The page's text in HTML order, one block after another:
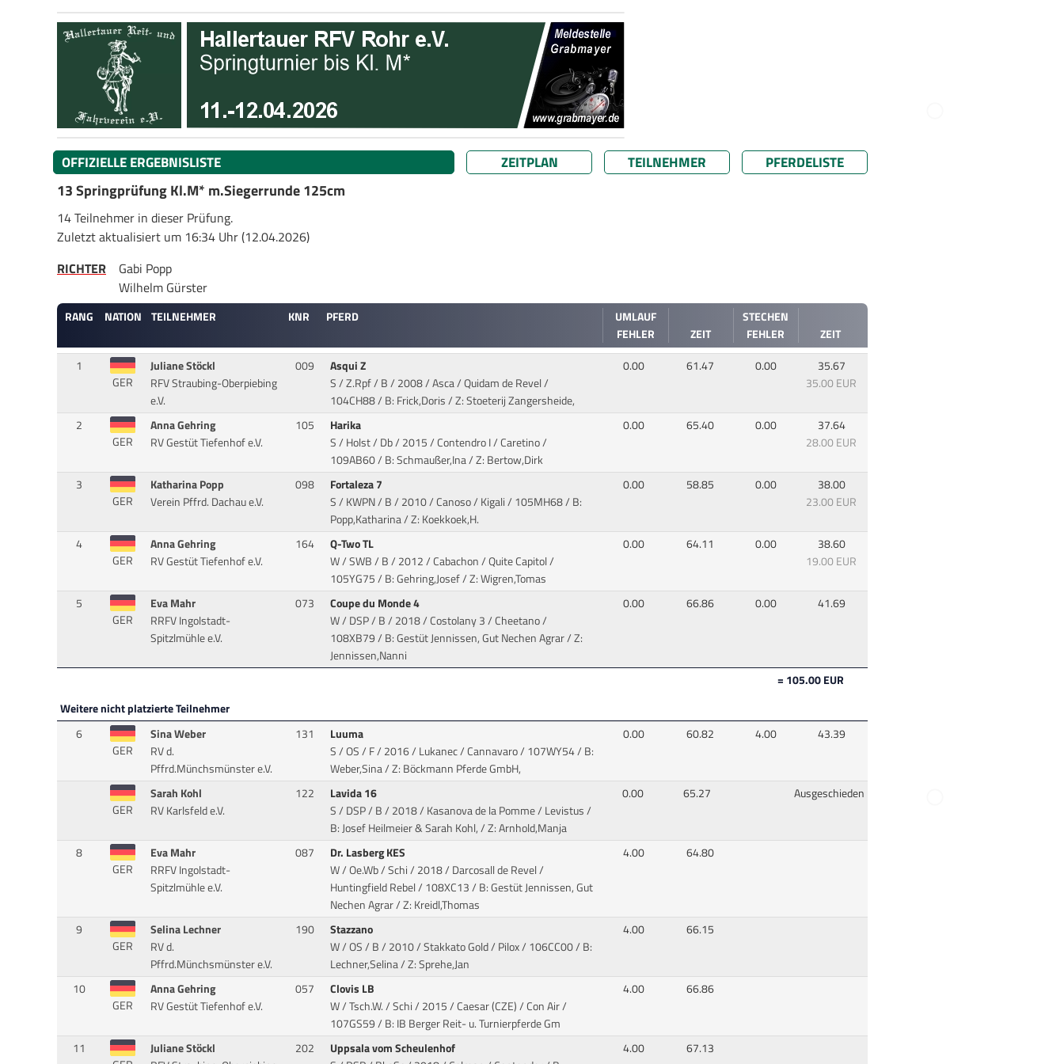
OFFIZIELLE ERGEBNISLISTE ZEITPLAN TEILNEHMER
PFERDELISTE
13 Springprüfung Kl.M* m.Siegerrunde 125cm
14 Teilnehmer in dieser Prüfung.
Zuletzt aktualisiert um 16:34 Uhr (12.04.2026)
RICHTER
Gabi Popp
Wilhelm Gürster
RANG NATION TEILNEHMER KNR PFERD
UMLAUF
FEHLER
ZEIT
STECHEN
FEHLER
ZEIT
1
GER
Juliane Stöckl
RFV Straubing-Oberpiebing
e.V.
009
Asqui Z
S / Z.Rpf / B / 2008 / Asca / Quidam de Revel/
104CH88 / B: Frick,Doris / Z: Stoeterij Zangersheide,
0.00 61.47 0.00
35.67
35.00 EUR
2
GER
Anna Gehring
RV Gestüt Tiefenhof e.V.
105
Harika
S / Holst / Db / 2015 / Contendro I / Caretino/
109AB60 / B: Schmaußer,Ina / Z: Bertow,Dirk
0.00 65.40 0.00
37.64
28.00 EUR
3
GER
Katharina Popp
Verein Pffrd. Dachau e.V.
098
Fortaleza 7
S / KWPN / B / 2010 / Canoso / Kigali/ 105MH68 / B:
Popp,Katharina / Z: Koekkoek,H.
0.00 58.85 0.00
38.00
23.00 EUR
4
GER
Anna Gehring
RV Gestüt Tiefenhof e.V.
164
Q-Two TL
W / SWB / B / 2012 / Cabachon / Quite Capitol/
105YG75 / B: Gehring,Josef / Z: Wigren,Tomas
0.00 64.11 0.00
38.60
19.00 EUR
5
GER
Eva Mahr
RRFV Ingolstadt-
Spitzlmühle e.V.
073
Coupe du Monde 4
W / DSP / B / 2018 / Costolany 3 / Cheetano/
108XB79 / B: Gestüt Jennissen, Gut Nechen Agrar / Z:
Jennissen,Nanni
0.00 66.86 0.00 41.69
= 105.00 EUR
Weitere nicht platzierte Teilnehmer
6
GER
Sina Weber
RV d.
Pffrd.Münchsmünster e.V.
131
Luuma
S / OS / F / 2016 / Lukanec / Cannavaro/ 107WY54 / B:
Weber,Sina / Z: Böckmann Pferde GmbH,
0.00 60.82 4.00 43.39
GER
Sarah Kohl
RV Karlsfeld e.V.
122
Lavida 16
S / DSP / B / 2018 / Kasanova de la Pomme / Levistus/
B: Josef Heilmeier & Sarah Kohl, / Z: Arnhold,Manja
0.00 65.27 Ausgeschieden
8
GER
Eva Mahr
RRFV Ingolstadt-
Spitzlmühle e.V.
087
Dr. Lasberg KES
W / Oe.Wb / Schi / 2018 / Darcosall de Revel /
Huntingfield Rebel/ 108XC13 / B: Gestüt Jennissen, Gut
Nechen Agrar / Z: Kreidl,Thomas
4.00 64.80
9
GER
Selina Lechner
RV d.
Pffrd.Münchsmünster e.V.
190
Stazzano
W / OS / B / 2010 / Stakkato Gold / Pilox/ 106CC00 / B:
Lechner,Selina / Z: Sprehe,Jan
4.00 66.15
10
GER
Anna Gehring
RV Gestüt Tiefenhof e.V.
057
Clovis LB
W / Tsch.W. / Schi / 2015 / Caesar (CZE) / Con Air/
107GS59 / B: IB Berger Reit- u. Turnierpferde Gm
4.00 66.86
11
Juliane Stöckl
202
Uppsala vom Scheulenhof
4.00 67.13